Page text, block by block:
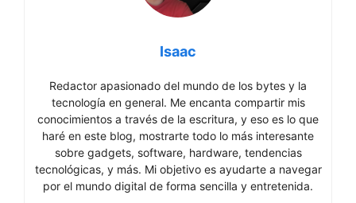
Isaac
Redactor apasionado del mundo de los bytes y la
tecnología en general. Me encanta compartir mis
conocimientos a través de la escritura, y eso es lo que
haré en este blog, mostrarte todo lo más interesante
sobre gadgets, software, hardware, tendencias
tecnológicas, y más. Mi objetivo es ayudarte a navegar
por el mundo digital de forma sencilla y entretenida.